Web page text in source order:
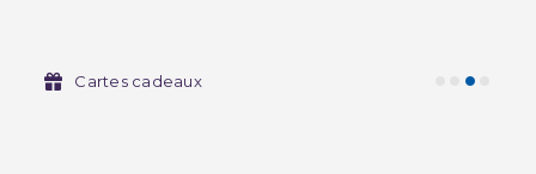
Cartes cadeaux